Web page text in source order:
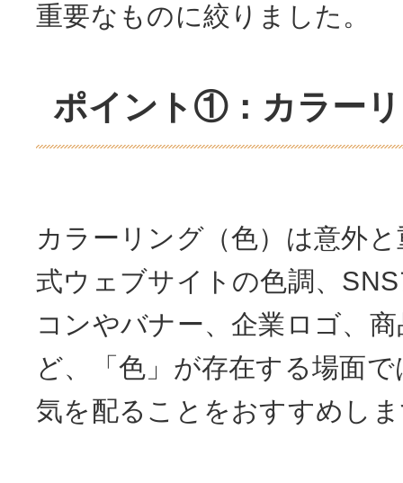
重要なものに絞りました。
ポイント①：カラー
カラーリング（色）は意外
式ウェブサイトの色調、
コンやバナー、企業ロゴ、
ど、「色」が存在する場面
気を配ることをおすすめし